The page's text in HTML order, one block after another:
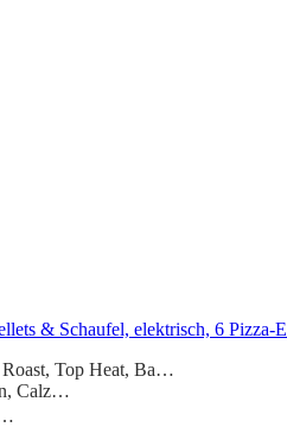
& Schaufel, elektrisch, 6
Top Heat, Ba…
Calz…